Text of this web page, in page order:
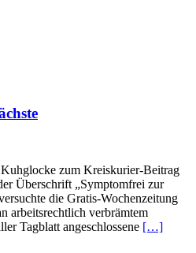
zum Kreiskurier-Beitrag
Überschrift „Symptomfrei zur
die Gratis-Wochenzeitung
arbeitsrechtlich verbrämtem
Tagblatt angeschlossene […]